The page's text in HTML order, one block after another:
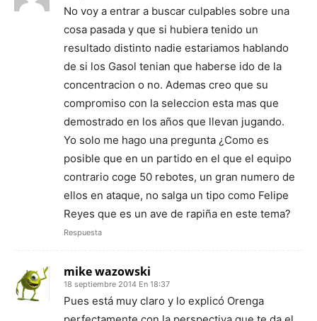
No voy a entrar a buscar culpables sobre una
cosa pasada y que si hubiera tenido un
resultado distinto nadie estariamos hablando
de si los Gasol tenian que haberse ido de la
concentracion o no. Ademas creo que su
compromiso con la seleccion esta mas que
demostrado en los años que llevan jugando.
Yo solo me hago una pregunta ¿Como es
posible que en un partido en el que el equipo
contrario coge 50 rebotes, un gran numero de
ellos en ataque, no salga un tipo como Felipe
Reyes que es un ave de rapiña en este tema?
Respuesta
mike wazowski
18 septiembre 2014 En 18:37
Pues está muy claro y lo explicó Orenga